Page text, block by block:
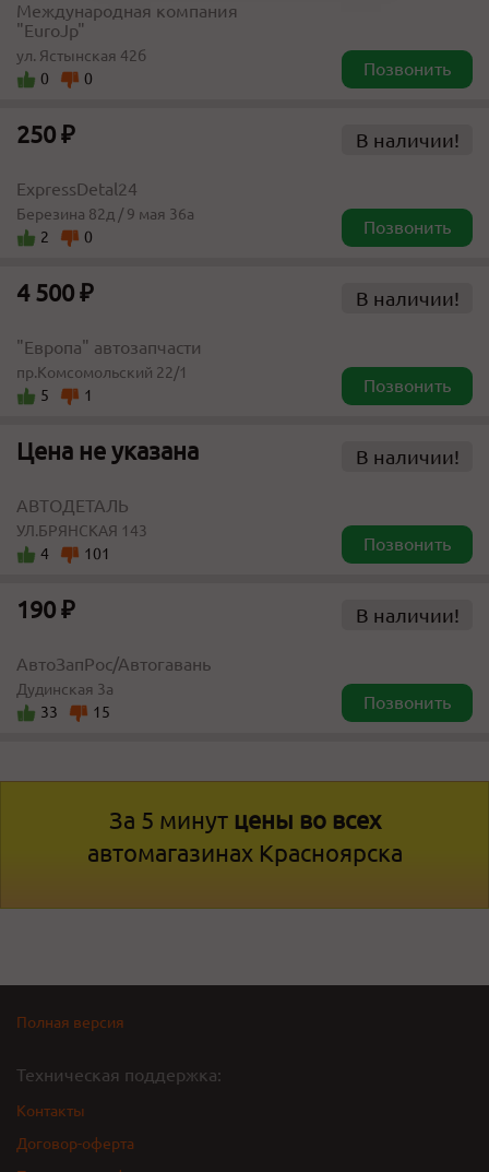
Международная компания
"EuroJp"
ул. Ястынская 42б
0
0 Позвонить
250 ₽ В наличии!
ExpressDetal24
Березина 82д / 9 мая 36а
2
0 Позвонить
4 500 ₽ В наличии!
"Европа" автозапчасти
пр.Комсомольский 22/1
5
1 Позвонить
Цена не указана В наличии!
АВТОДЕТАЛЬ
УЛ.БРЯНСКАЯ 143
4
101 Позвонить
190 ₽ В наличии!
АвтоЗапРос/Автогавань
Дудинская 3а
33
15 Позвонить
За 5 минут цены во всех
автомагазинах Красноярска
Полная версия
Техническая поддержка:
Контакты
Договор-оферта